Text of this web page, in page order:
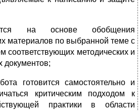
на основе обобщения
материалов по выбранной теме с
соответствующих методических и
документов;
готовится самостоятельно и
критическим подходом к
практики в области